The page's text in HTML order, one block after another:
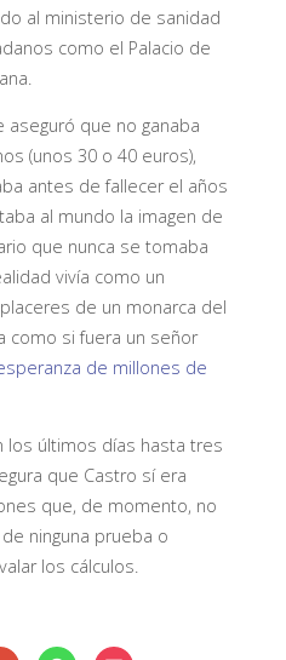
al ministerio de sanidad
como el Palacio de
aseguró que no ganaba
(unos 30 o 40 euros),
antes de fallecer el años
al mundo la imagen de
que nunca se tomaba
vivía como un
de un monarca del
como si fuera un señor
de millones de
los últimos días hasta tres
que Castro sí era
que, de momento, no
ninguna prueba o
los cálculos.